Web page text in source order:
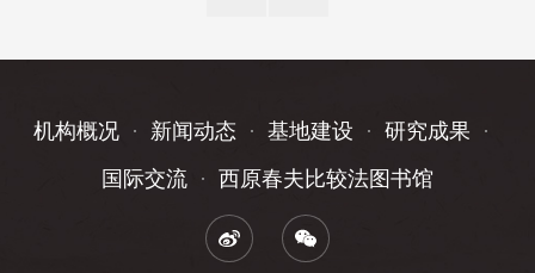
机构概况 新闻动态 基地建设
研究成果
国际交流
西原春夫比较法图书馆